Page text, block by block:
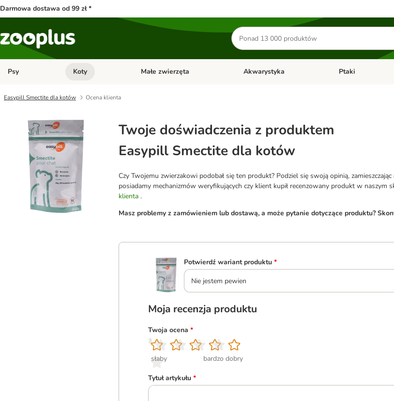
Darmowa dostawa od 99 zł *
Szukaj
produktów
Psy Otwórz menu kategorii: Psy
Koty Otwórz menu kategorii: Koty
Małe zwierzęta Otwórz menu kategorii: Małe zwierzęta
Akwarystyka Otwórz menu
Ptaki
Easypill Smectite dla kotów Ocena klienta
Twoje doświadczenia z produktem
Easypill Smectite dla kotów
Czy Twojemu zwierzakowi podobał się ten produkt? Podziel się swoją opinią,
posiadamy mechanizmów weryfikujących czy klient kupił recenzowany produkt w naszym
klienta .
Masz problemy z zamówieniem lub dostawą, a może pytanie dotyczące produktu?
Potwierdź wariant produktu *
Nie jestem pewien
Moja recenzja produktu
Twoja ocena *
1
słaby
2
3
4
5
bardzo dobry
Tytuł artykułu *